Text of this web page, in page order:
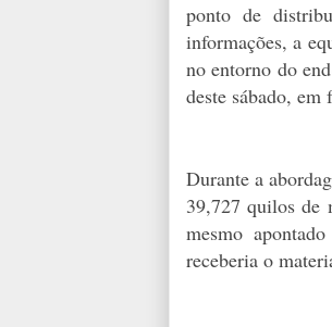
ponto de
informações, a
no entorno do
deste sábado,
Durante a
39,727 quilos de
mesmo
receberia o